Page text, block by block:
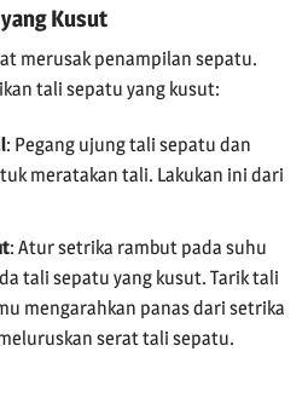
Kusut
merusak penampilan sepatu.
tali sepatu yang kusut:
: Pegang ujung tali sepatu dan
meratakan tali. Lakukan ini dari
: Atur setrika rambut pada suhu
tali sepatu yang kusut. Tarik tali
mengarahkan panas dari setrika
serat tali sepatu.